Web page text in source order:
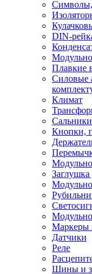
Символы,
DIN-
Плавкие
Силовые
Климат
Сальники
Кнопки,
Маркеры
Датчики
Реле
Шины и